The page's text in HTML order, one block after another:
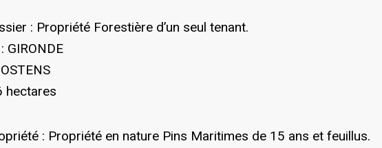
: Propriété Forestière d’un seul tenant.
GIRONDE
hectares
: Propriété en nature Pins Maritimes de 15 ans et feuillus.